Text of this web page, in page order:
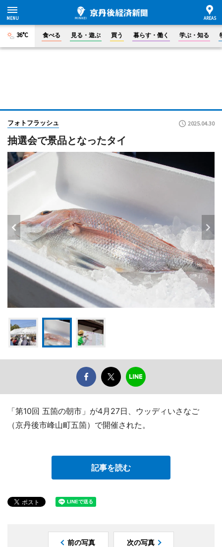
36°C 食べる 見る・遊ぶ 買う 暮らす・働く 学ぶ・知る
フォトフラッシュ 2025.04.30
抽選会で景品となったタイ
「第10回 五箇の朝市」が4月27日、ウッディいさなご
（京丹後市峰山町五箇）で開催された。
記事を読む
前の写真 次の写真